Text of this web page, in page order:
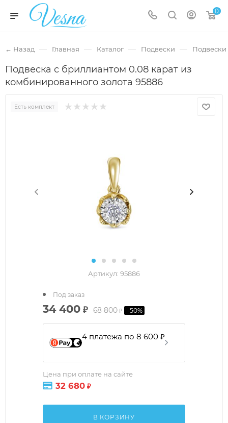
0
← Назад — Главная — Каталог — Подвески — Подвески
Подвеска с бриллиантом 0.08 карат из
комбинированного золота 95886
Есть комплект
Артикул: 95886
34 400 ₽ 68 800₽ -50%
4 платежа по 8 600 ₽
Цена при оплате на сайте
32 680 ₽
Под заказ
В КОРЗИНУ